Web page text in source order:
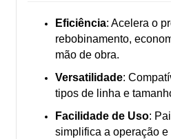
Eficiência: Acelera o
rebobinamento,
mão de obra.
Versatilidade:
tipos de linha e
Facilidade de Uso:
simplifica a operação e